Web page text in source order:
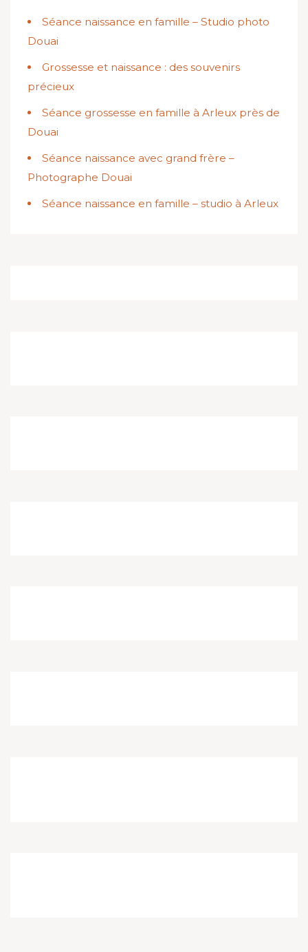
Séance naissance en famille – Studio photo
Douai
Grossesse et naissance : des souvenirs
précieux
Séance grossesse en famille à Arleux près de
Douai
Séance naissance avec grand frère –
Photographe Douai
Séance naissance en famille – studio à Arleux